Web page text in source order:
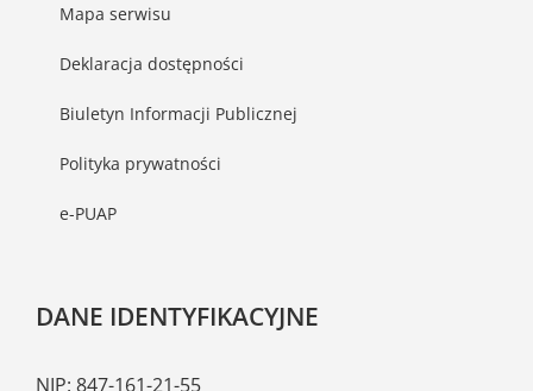
Mapa serwisu
Deklaracja dostępności
Biuletyn Informacji Publicznej
Polityka prywatności
e-PUAP
DANE IDENTYFIKACYJNE
NIP: 847-161-21-55